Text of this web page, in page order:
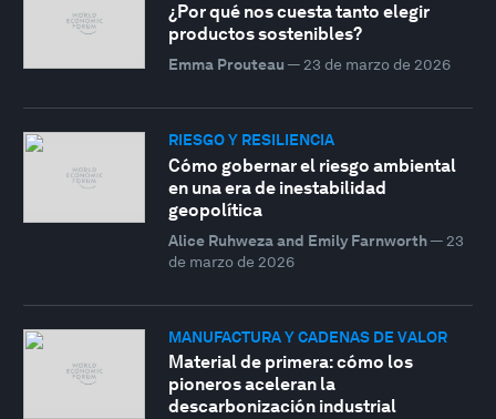
¿Por qué nos cuesta tanto elegir
productos sostenibles?
Emma Prouteau — 23 de marzo de 2026
RIESGO Y RESILIENCIA
Cómo gobernar el riesgo ambiental
en una era de inestabilidad
geopolítica
Alice Ruhweza and Emily Farnworth— 23
de marzo de 2026
MANUFACTURA Y CADENAS DE VALOR
Material de primera: cómo los
pioneros aceleran la
descarbonización industrial